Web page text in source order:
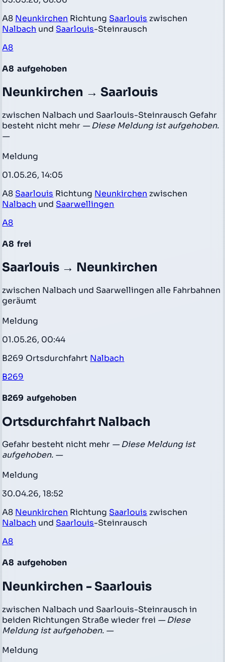
A8 Neunkirchen Richtung Saarlouis zwischen
Nalbach und Saarlouis-Steinrausch
A8
A8 aufgehoben
Neunkirchen → Saarlouis
zwischen Nalbach und Saarlouis-Steinrausch Gefahr
besteht nicht mehr — Diese Meldung ist aufgehoben.
—
Meldung
01.05.26, 14:05
A8 Saarlouis Richtung Neunkirchen zwischen
Nalbach und Saarwellingen
A8
A8 frei
Saarlouis → Neunkirchen
zwischen Nalbach und Saarwellingen alle Fahrbahnen
geräumt
Meldung
01.05.26, 00:44
B269 Ortsdurchfahrt Nalbach
B269
B269 aufgehoben
Ortsdurchfahrt Nalbach
Gefahr besteht nicht mehr — Diese Meldung ist
aufgehoben. —
Meldung
30.04.26, 18:52
A8 Neunkirchen Richtung Saarlouis zwischen
Nalbach und Saarlouis-Steinrausch
A8
A8 aufgehoben
Neunkirchen - Saarlouis
zwischen Nalbach und Saarlouis-Steinrausch in
beiden Richtungen Straße wieder frei — Diese
Meldung ist aufgehoben. —
Meldung